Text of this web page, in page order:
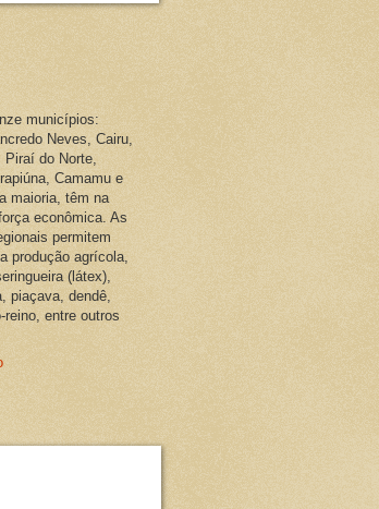
municípios:
Neves, Cairu,
Piraí do Norte,
Camamu e
maioria, têm na
econômica. As
permitem
produção agrícola,
(látex),
piaçava, dendê,
reino, entre outros